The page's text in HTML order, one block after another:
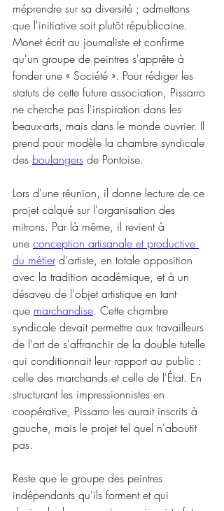
méprendre sur sa diversité ; admettons
que l'initiative soit plutôt républicaine.
Monet écrit au journaliste et confirme
qu'un groupe de peintres s'apprête à
fonder une « Société ». Pour rédiger les
statuts de cette future association, Pissarro
ne cherche pas l'inspiration dans les
beaux-arts, mais dans le monde ouvrier. Il
prend pour modèle la chambre syndicale
des boulangers de Pontoise.
Lors d'une réunion, il donne lecture de ce
projet calqué sur l'organisation des
mitrons. Par là même, il revient à
une conception artisanale et productive
du métier d'artiste, en totale opposition
avec la tradition académique, et à un
désaveu de l'objet artistique en tant
que marchandise. Cette chambre
syndicale devait permettre aux travailleurs
de l'art de s'affranchir de la double tutelle
qui conditionnait leur rapport au public :
celle des marchands et celle de l'État. En
structurant les impressionnistes en
coopérative, Pissarro les aurait inscrits à
gauche, mais le projet tel quel n'aboutit
pas.
Reste que le groupe des peintres
indépendants qu'ils forment et qui